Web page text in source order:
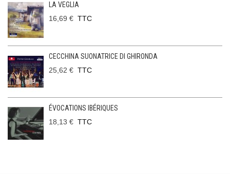
LA VEGLIA
16,69 € TTC
CECCHINA SUONATRICE DI GHIRONDA
25,62 € TTC
ÉVOCATIONS IBÉRIQUES
18,13 € TTC